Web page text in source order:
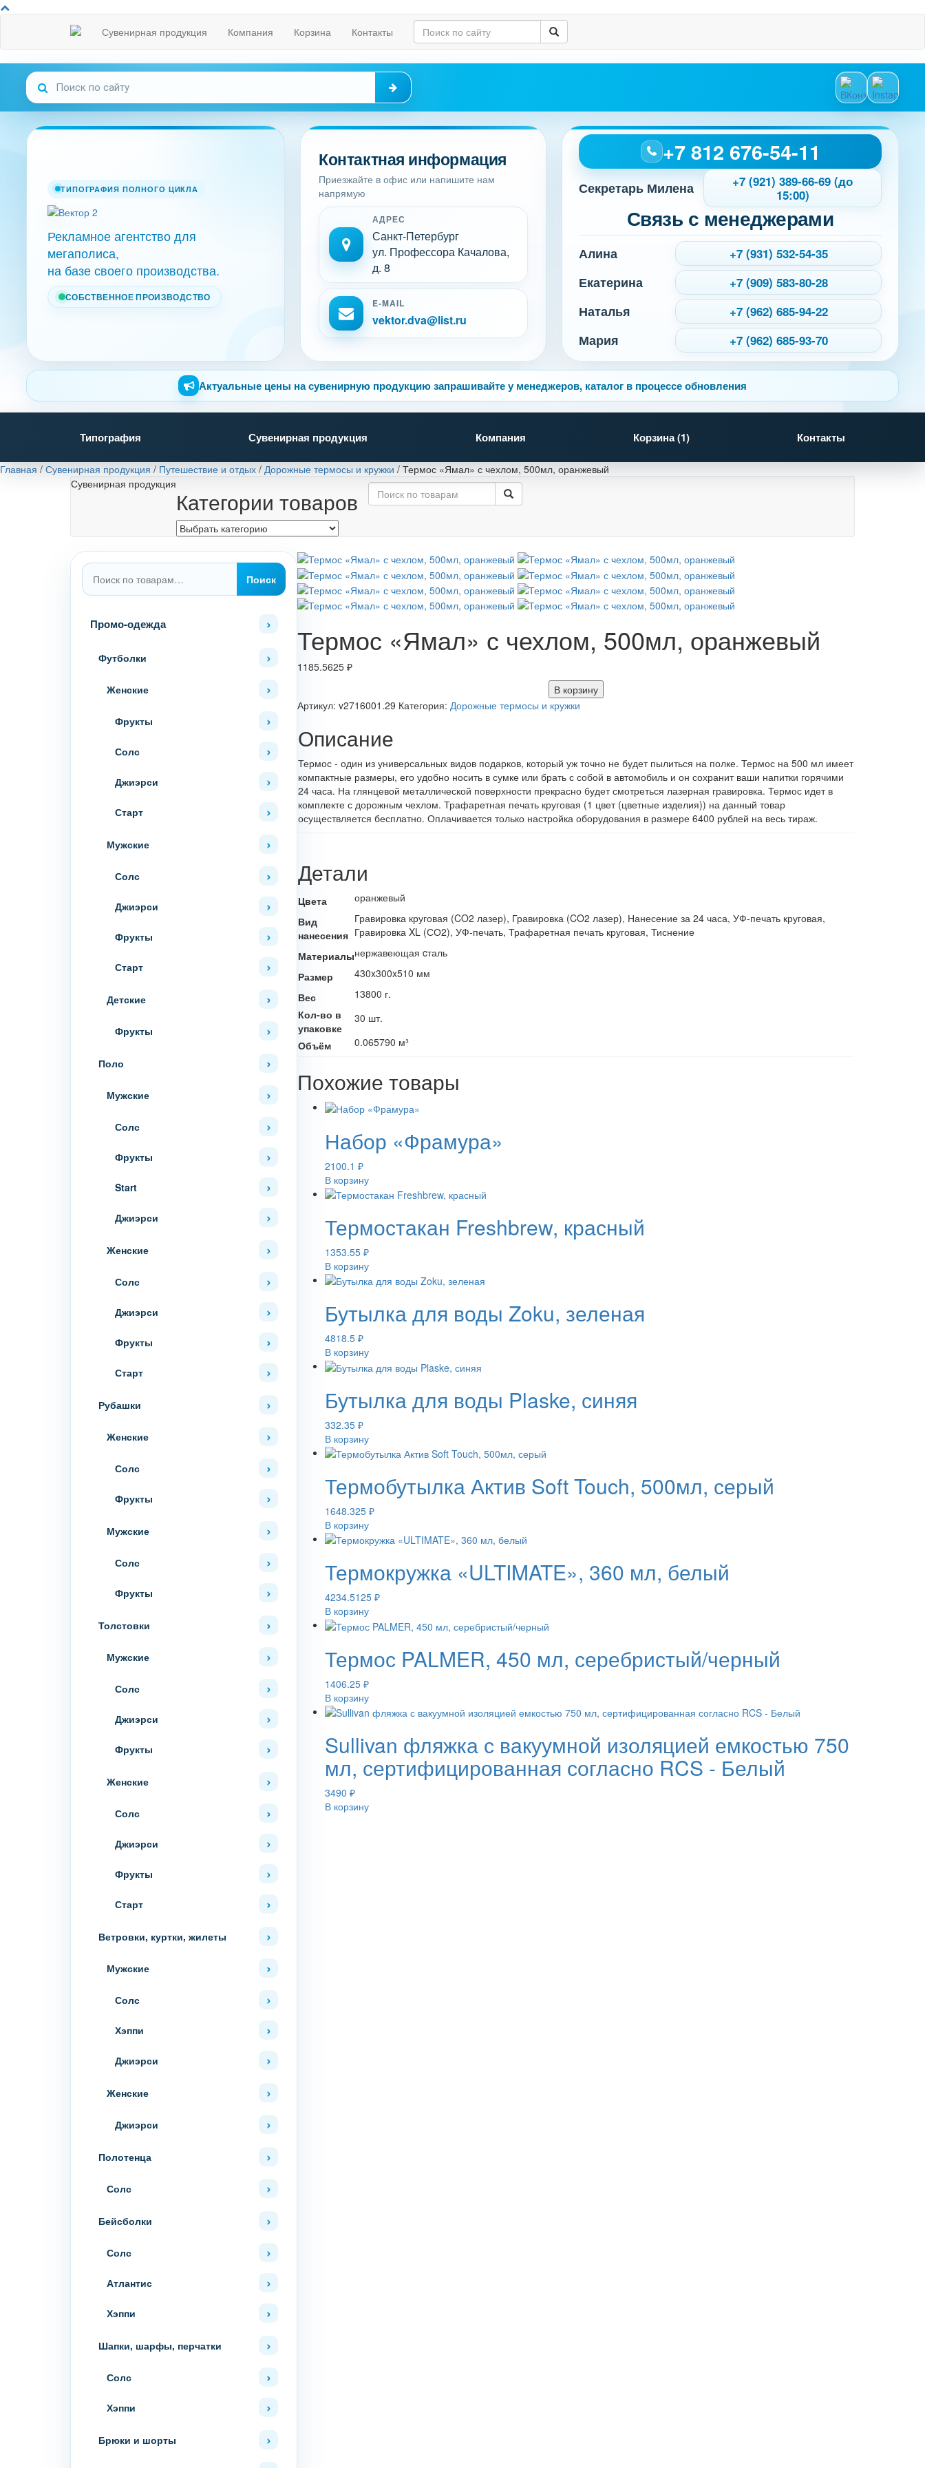
Сувенирная продукция Компания Корзина Контакты
ТИПОГРАФИЯ ПОЛНОГО ЦИКЛА
Рекламное агентство для
мегаполиса,
на базе своего производства.
СОБСТВЕННОЕ ПРОИЗВОДСТВО
Контактная информация
Приезжайте в офис или напишите нам
напрямую
АДРЕС
Санкт-Петербург
ул. Профессора Качалова,
д. 8
E-MAIL
vektor.dva@list.ru
+7 812 676-54-11
Секретарь Милена
+7 (921) 389-66-69 (до
15:00)
Связь с менеджерами
Алина +7 (931) 532-54-35
Екатерина +7 (909) 583-80-28
Наталья +7 (962) 685-94-22
Мария +7 (962) 685-93-70
Актуальные цены на сувенирную продукцию запрашивайте у менеджеров, каталог в процессе обновления
Типография Сувенирная продукция Компания Корзина (1) Контакты
Главная / Сувенирная продукция / Путешествие и отдых / Дорожные термосы и кружки / Термос «Ямал» с чехлом, 500мл, оранжевый
Сувенирная продукция
Категории товаров
Искать:
Поиск
Промо-одежда
Футболки
Женские
Фрукты
Солс
Джиэрси
Старт
Мужские
Солс
Джиэрси
Фрукты
Старт
Детские
Фрукты
Поло
Мужские
Солс
Фрукты
Start
Джиэрси
Женские
Солс
Джиэрси
Фрукты
Старт
Рубашки
Женские
Солс
Фрукты
Мужские
Солс
Фрукты
Толстовки
Мужские
Солс
Джиэрси
Фрукты
Женские
Солс
Джиэрси
Фрукты
Старт
Ветровки, куртки, жилеты
Мужские
Солс
Хэппи
Джиэрси
Женские
Джиэрси
Полотенца
Солс
Бейсболки
Солс
Атлантис
Хэппи
Шапки, шарфы, перчатки
Солс
Хэппи
Брюки и шорты
Термос «Ямал» с чехлом, 500мл, оранжевый
1185.5625 ₽
В корзину
Артикул: v2716001.29 Категория: Дорожные термосы и кружки
Описание
Термос - один из универсальных видов подарков, который уж точно не будет пылиться на полке. Термос на 500 мл имеет
компактные размеры, его удобно носить в сумке или брать с собой в автомобиль и он сохранит ваши напитки горячими
24 часа. На глянцевой металлической поверхности прекрасно будет смотреться лазерная гравировка. Термос идет в
комплекте с дорожным чехлом. Трафаретная печать круговая (1 цвет (цветные изделия)) на данный товар
осуществляется бесплатно. Оплачивается только настройка оборудования в размере 6400 рублей на весь тираж.
Детали
Цвета
оранжевый
Вид
нанесения
Гравировка круговая (CO2 лазер), Гравировка (CO2 лазер), Нанесение за 24 часа, УФ-печать круговая,
Гравировка XL (СО2), УФ-печать, Трафаретная печать круговая, Тиснение
Материалынержавеющая cталь
Размер
430x300x510 мм
Вес
13800 г.
Кол-во в
упаковке
30 шт.
Объём
0.065790 м³
Похожие товары
Набор «Фрамура»
2100.1 ₽
В корзину
Термостакан Freshbrew, красный
1353.55 ₽
В корзину
Бутылка для воды Zoku, зеленая
4818.5 ₽
В корзину
Бутылка для воды Plaske, синяя
332.35 ₽
В корзину
Термобутылка Актив Soft Touch, 500мл, серый
1648.325 ₽
В корзину
Термокружка «ULTIMATE», 360 мл, белый
4234.5125 ₽
В корзину
Термос PALMER, 450 мл, серебристый/черный
1406.25 ₽
В корзину
Sullivan фляжка с вакуумной изоляцией емкостью 750
мл, сертифицированная согласно RCS - Белый
3490 ₽
В корзину